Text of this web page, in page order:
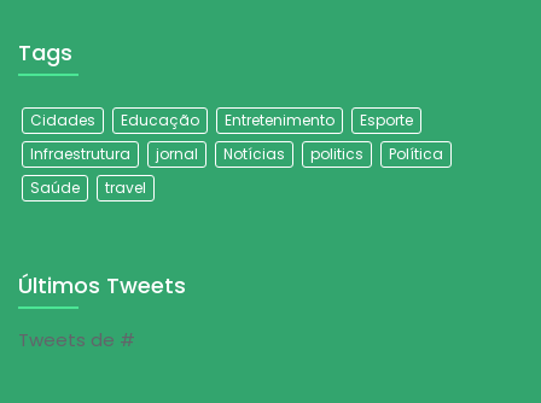
Tags
Cidades Educação Entretenimento
Esporte
Infraestrutura
jornal Notícias politics
Política
Saúde
travel
Últimos Tweets
Tweets de #